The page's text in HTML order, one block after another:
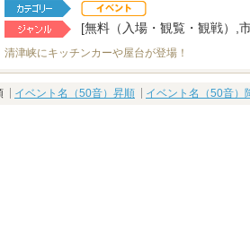
[無料（入場・観覧・観戦）,
清津峡にキッチンカーや屋台が登場！
イベント名（50音）昇順 イベント名（50音）